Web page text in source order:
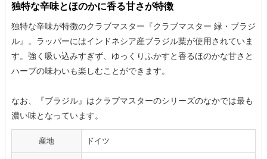
独特な辛味とほのかに香る甘さが特徴
独特な辛味が特徴のクラブマスター『クラブマスター 緑・ブラジ
ル』。ラッパーにはインドネシア産ブラジル葉が使用されていま
す。強く吸い込みすぎず、ゆっくりふかすと香るほのかな甘さと
ハーブの味わいも楽しむことができます。
なお、『ブラジル』はクラブマスターのシリーズのなかでは最も
濃い味となっています。
産地 ドイツ